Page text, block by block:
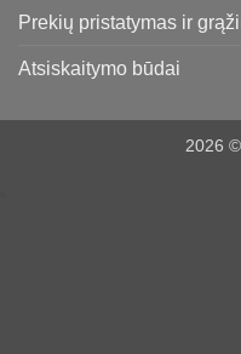
Prekių pristatymas ir
Atsiskaitymo būdai
2026 ©